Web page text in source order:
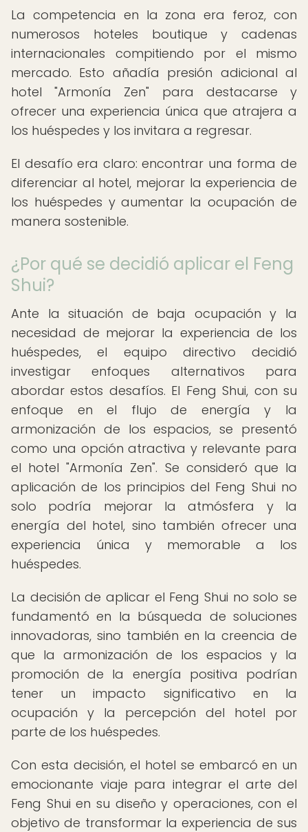
La competencia en la zona era feroz, con
numerosos hoteles boutique y cadenas
internacionales compitiendo por el mismo
mercado. Esto añadía presión adicional al
hotel "Armonía Zen" para destacarse y
ofrecer una experiencia única que atrajera a
los huéspedes y los invitara a regresar.
El desafío era claro: encontrar una forma de
diferenciar al hotel, mejorar la experiencia de
los huéspedes y aumentar la ocupación de
manera sostenible.
¿Por qué se decidió aplicar el Feng
Shui?
Ante la situación de baja ocupación y la
necesidad de mejorar la experiencia de los
huéspedes, el equipo directivo decidió
investigar enfoques alternativos para
abordar estos desafíos. El Feng Shui, con su
enfoque en el flujo de energía y la
armonización de los espacios, se presentó
como una opción atractiva y relevante para
el hotel "Armonía Zen". Se consideró que la
aplicación de los principios del Feng Shui no
solo podría mejorar la atmósfera y la
energía del hotel, sino también ofrecer una
experiencia única y memorable a los
huéspedes.
La decisión de aplicar el Feng Shui no solo se
fundamentó en la búsqueda de soluciones
innovadoras, sino también en la creencia de
que la armonización de los espacios y la
promoción de la energía positiva podrían
tener un impacto significativo en la
ocupación y la percepción del hotel por
parte de los huéspedes.
Con esta decisión, el hotel se embarcó en un
emocionante viaje para integrar el arte del
Feng Shui en su diseño y operaciones, con el
objetivo de transformar la experiencia de sus